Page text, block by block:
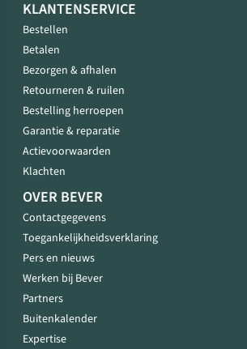
KLANTENSERVICE
Bestellen
Betalen
Bezorgen & afhalen
Retourneren & ruilen
Bestelling herroepen
Garantie & reparatie
Actievoorwaarden
Klachten
OVER BEVER
Contactgegevens
Toegankelijkheidsverklaring
Pers en nieuws
Werken bij Bever
Partners
Buitenkalender
Expertise